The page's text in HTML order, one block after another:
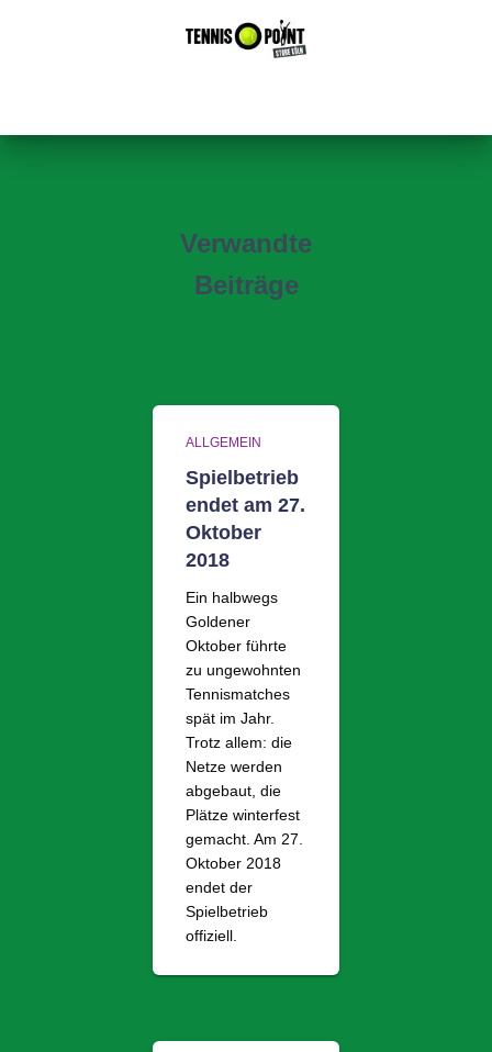
Verwandte
Beiträge
ALLGEMEIN
Spielbetrieb
endet am 27.
Oktober
2018
Ein halbwegs
Goldener
Oktober führte
zu ungewohnten
Tennismatches
spät im Jahr.
Trotz allem: die
Netze werden
abgebaut, die
Plätze winterfest
gemacht. Am 27.
Oktober 2018
endet der
Spielbetrieb
offiziell.